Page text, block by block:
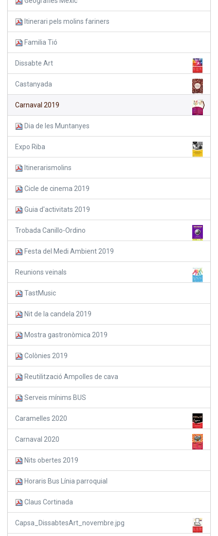
Itinerari pels molins fariners
Familia Tió
Dissabte Art
Castanyada
Carnaval 2019
Dia de les Muntanyes
Expo Riba
Itinerarismolins
Cicle de cinema 2019
Guia d'activitats 2019
Trobada Canillo-Ordino
Festa del Medi Ambient 2019
Reunions veinals
TastMusic
Nit de la candela 2019
Mostra gastronòmica 2019
Colònies 2019
Reutilització Ampolles de cava
Serveis mínims BUS
Caramelles 2020
Carnaval 2020
Nits obertes 2019
Horaris Bus Línia parroquial
Claus Cortinada
Capsa_DissabtesArt_novembre.jpg